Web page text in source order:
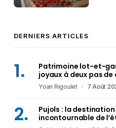
DERNIERS ARTICLES
Patrimoine lot-et-
joyaux à deux pas de
Yoan Rigoulet 7 Août
Pujols : la
incontournable de